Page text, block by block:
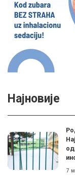
Најновије
7